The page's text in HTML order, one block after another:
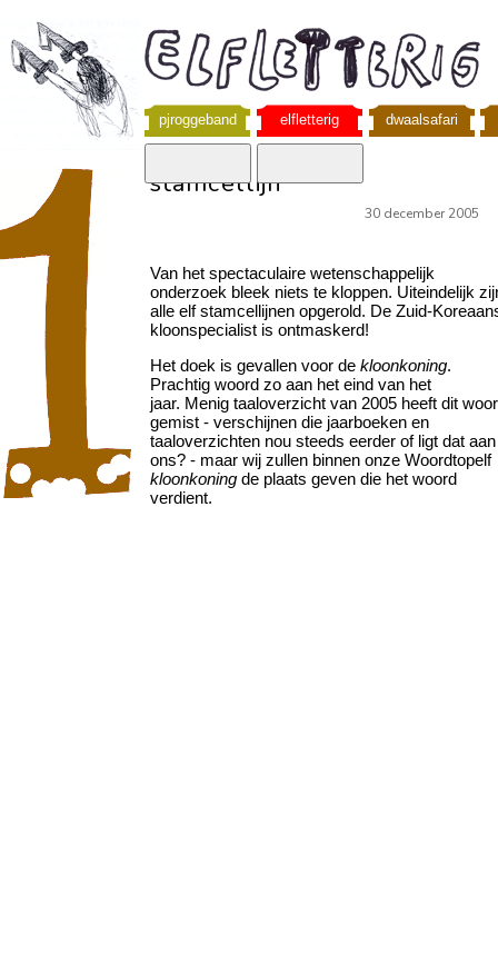
pjroggeband elfletterig dwaalsafari
stamcellijn
30 december 2005
Van het spectaculaire wetenschappelijk
onderzoek bleek niets te kloppen. Uiteindelijk
alle elf stamcellijnen opgerold. De Zuid-
kloonspecialist is ontmaskerd!
Het doek is gevallen voor de kloonkoning.
Prachtig woord zo aan het eind van het
jaar. Menig taaloverzicht van 2005 heeft dit
gemist - verschijnen die jaarboeken en
taaloverzichten nou steeds eerder of ligt dat aan
ons? - maar wij zullen binnen onze Woordtopelf
kloonkoning de plaats geven die het woord
verdient.